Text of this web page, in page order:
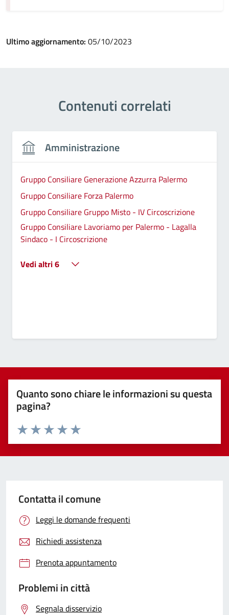
Ultimo aggiornamento: 05/10/2023
Contenuti correlati
Amministrazione
Gruppo Consiliare Generazione Azzurra Palermo
Gruppo Consiliare Forza Palermo
Gruppo Consiliare Gruppo Misto - IV Circoscrizione
Gruppo Consiliare Lavoriamo per Palermo - Lagalla
Sindaco - I Circoscrizione
Vedi altri 6
Quanto sono chiare le informazioni su questa
pagina?
Valuta 5 stelle su 5
Valuta 4 stelle su 5
Valuta 3 stelle su 5
Valuta 2 stelle su 5
Valuta 1 stelle su 5
Contatta il comune
Leggi le domande frequenti
Richiedi assistenza
Prenota appuntamento
Problemi in città
Segnala disservizio